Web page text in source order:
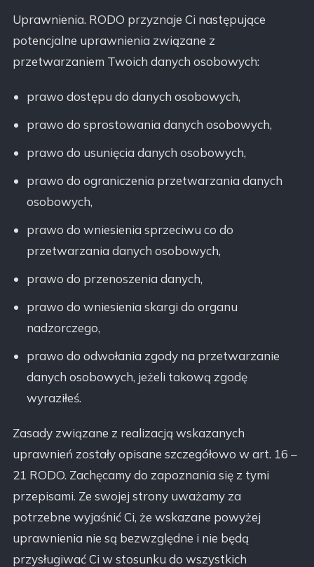
Uprawnienia. RODO przyznaje Ci następujące
potencjalne uprawnienia związane z
przetwarzaniem Twoich danych osobowych:
prawo dostępu do danych osobowych,
prawo do sprostowania danych osobowych,
prawo do usunięcia danych osobowych,
prawo do ograniczenia przetwarzania danych
osobowych,
prawo do wniesienia sprzeciwu co do
przetwarzania danych osobowych,
prawo do przenoszenia danych,
prawo do wniesienia skargi do organu
nadzorczego,
prawo do odwołania zgody na przetwarzanie
danych osobowych, jeżeli takową zgodę
wyraziłeś.
Zasady związane z realizacją wskazanych
uprawnień zostały opisane szczegółowo w art. 16 –
21 RODO. Zachęcamy do zapoznania się z tymi
przepisami. Ze swojej strony uważamy za
potrzebne wyjaśnić Ci, że wskazane powyżej
uprawnienia nie są bezwzględne i nie będą
przysługiwać Ci w stosunku do wszystkich